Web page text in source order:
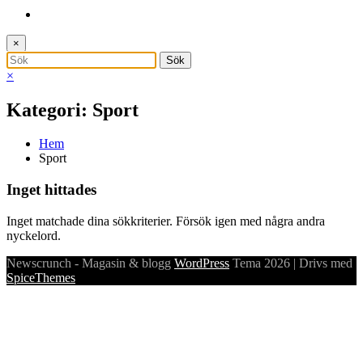
×
×
Kategori: Sport
Hem
Sport
Inget hittades
Inget matchade dina sökkriterier. Försök igen med några andra
nyckelord.
Newscrunch - Magasin & blogg WordPress Tema 2026 | Drivs med
SpiceThemes